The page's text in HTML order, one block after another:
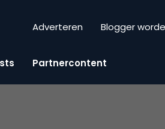
Adverteren Blogger
Partnercontent